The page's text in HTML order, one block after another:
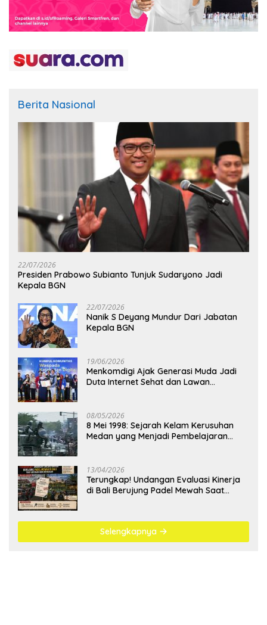
Berita Nasional
22/07/2026
Presiden Prabowo Subianto Tunjuk Sudaryono Jadi
Kepala BGN
22/07/2026
Nanik S Deyang Mundur Dari Jabatan
Kepala BGN
19/06/2026
Menkomdigi Ajak Generasi Muda Jadi
Duta Internet Sehat dan Lawan
08/05/2026
8 Mei 1998: Sejarah Kelam Kerusuhan
Medan yang Menjadi Pembelajaran
13/04/2026
Terungkap! Undangan Evaluasi Kinerja
di Bali Berujung Padel Mewah Saat
Selengkapnya